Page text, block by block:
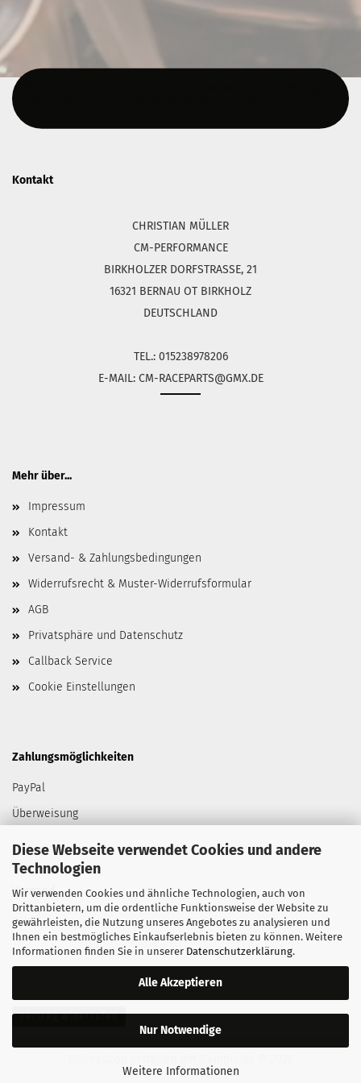
Diese Webseite verwendet Cookies und andere
Technologien
Wir verwenden Cookies und ähnliche Technologien, auch von
Drittanbietern, um die ordentliche Funktionsweise der Website zu
gewährleisten, die Nutzung unseres Angebotes zu analysieren und
Ihnen ein bestmögliches Einkaufserlebnis bieten zu können. Weitere
Informationen finden Sie in unserer Datenschutzerklärung.
Alle Akzeptieren
Nur Notwendige
Weitere Informationen
Kontakt
CHRISTIAN MÜLLER
CM-PERFORMANCE
BIRKHOLZER DORFSTRASSE, 21
16321 BERNAU OT BIRKHOLZ
DEUTSCHLAND
TEL.: 015238978206
E-MAIL: CM-RACEPARTS@GMX.DE
Mehr über...
Impressum
Kontakt
Versand- & Zahlungsbedingungen
Widerrufsrecht & Muster-Widerrufsformular
AGB
Privatsphäre und Datenschutz
Callback Service
Cookie Einstellungen
Zahlungsmöglichkeiten
PayPal
Überweisung
Versand
DHL
Vertrag widerrufen